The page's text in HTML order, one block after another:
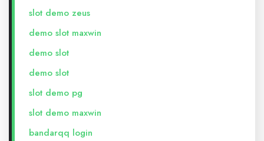
slot demo zeus
demo slot maxwin
demo slot
demo slot
slot demo pg
slot demo maxwin
bandarqq login